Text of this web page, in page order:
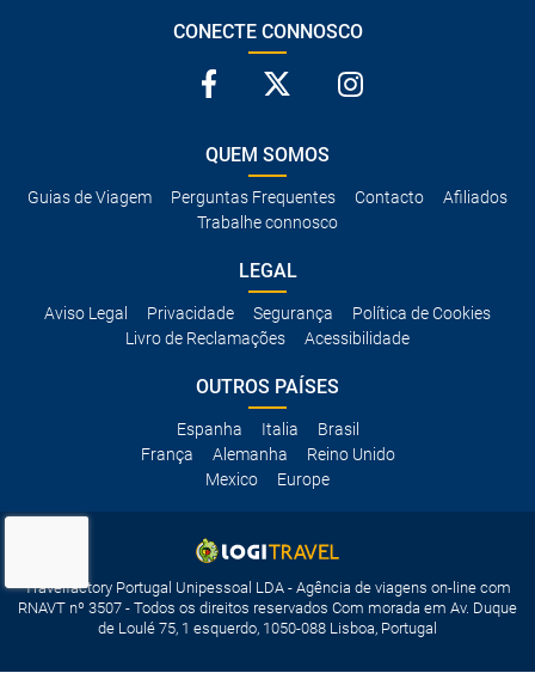
CONECTE CONNOSCO
QUEM SOMOS
Guias de Viagem Perguntas Frequentes Contacto
Afiliados
Trabalhe connosco
LEGAL
Aviso Legal Privacidade Segurança
Política de Cookies
Livro de Reclamações
Acessibilidade
OUTROS PAÍSES
Espanha Italia
Brasil
França
Alemanha
Reino Unido
Mexico
Europe
Travelfactory Portugal Unipessoal LDA - Agência de viagens on-line com
RNAVT nº 3507 - Todos os direitos reservados Com morada em Av. Duque
de Loulé 75, 1 esquerdo, 1050-088 Lisboa, Portugal